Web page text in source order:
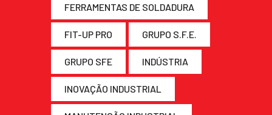
FERRAMENTAS DE SOLDADURA
FIT-UP PRO GRUPO S.F.E.
GRUPO SFE INDÚSTRIA
INOVAÇÃO INDUSTRIAL